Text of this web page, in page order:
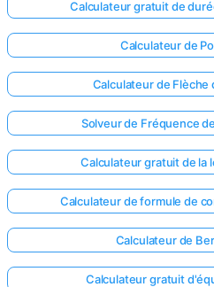
Calculateur gratuit de
Calculateur de
Calculateur de Flèche
Solveur de Fréquence
Calculateur gratuit de la
Calculateur de formule de
Calculateur de
Calculateur gratuit